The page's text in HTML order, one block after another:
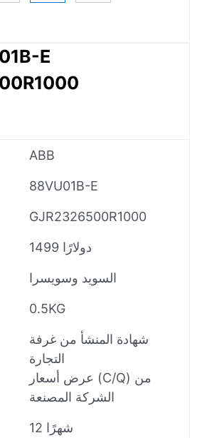
E
ABB
88VU01B-E
GJR2326500R1000
1499 دولارًا
السويد وسويسرا
0.5KG
شهادة المنشأ من غرفة
التجارة
عرض أسعار (C/Q) من
الشركة المصنعة
12 شهرًا